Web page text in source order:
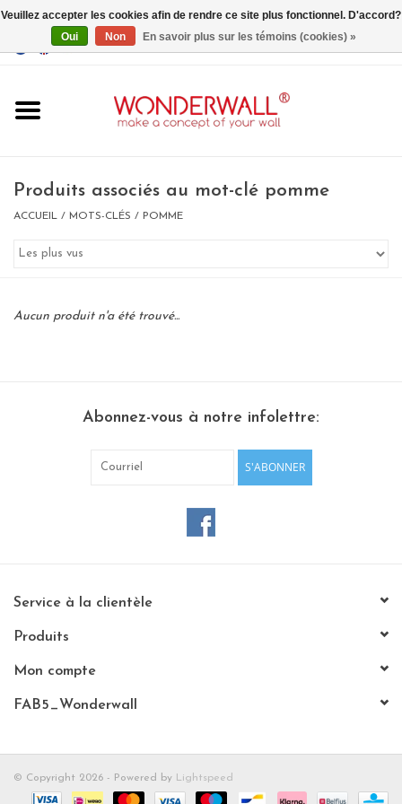
EUR/GBP
Un design personnalisé
CHANCE
Etagères Shelves
Rectangulaire, carrées, rondes
Produits associés au mot-clé pomme
ACCUEIL / MOTS-CLÉS / POMME
Aucun produit n'a été trouvé...
Abonnez-vous à notre infolettre:
S'ABONNER
Service à la clientèle
Produits
Mon compte
FAB5_Wonderwall
© Copyright 2026 - Powered by Lightspeed
Veuillez accepter les cookies afin de rendre ce site plus fonctionnel. D'accord?
Oui
Non En savoir plus sur les témoins (cookies) »